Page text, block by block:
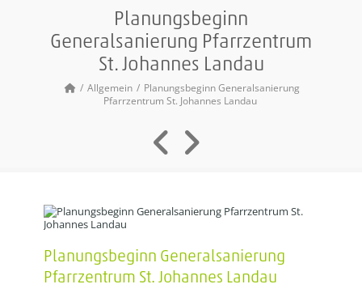
Planungsbeginn
Generalsanierung Pfarrzentrum
St. Johannes Landau
Allgemein
Planungsbeginn Generalsanierung
Pfarrzentrum St. Johannes Landau
Planungsbeginn Generalsanierung
Pfarrzentrum St. Johannes Landau